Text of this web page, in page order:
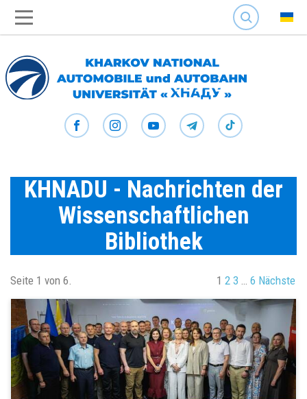
SEARCH
KHNADU - Nachrichten der
Wissenschaftlichen
Bibliothek
Seite 1 von 6. 1 2 3 … 6 Nächste